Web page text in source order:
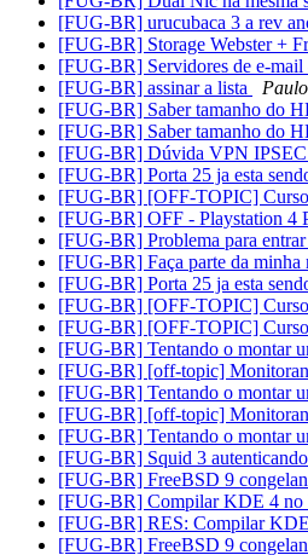
[FUG-BR] urucubaca 3 a rev
[FUG-BR] Storage Webster +
[FUG-BR] Servidores de e-
[FUG-BR] assinar a lista
[FUG-BR] Saber tamanho do
[FUG-BR] Saber tamanho do
[FUG-BR] Dúvida VPN IPSEC
[FUG-BR] Porta 25 ja esta
[FUG-BR] [OFF-TOPIC]
[FUG-BR] OFF - Playstation 4
[FUG-BR] Problema para
[FUG-BR] Faça parte da
[FUG-BR] Porta 25 ja esta
[FUG-BR] [OFF-TOPIC]
[FUG-BR] [OFF-TOPIC]
[FUG-BR] Tentando o montar
[FUG-BR] [off-topic]
[FUG-BR] Tentando o montar
[FUG-BR] [off-topic]
[FUG-BR] Tentando o montar
[FUG-BR] Squid 3
[FUG-BR] FreeBSD 9
[FUG-BR] Compilar KDE 4 no
[FUG-BR] RES: Compilar
[FUG-BR] FreeBSD 9